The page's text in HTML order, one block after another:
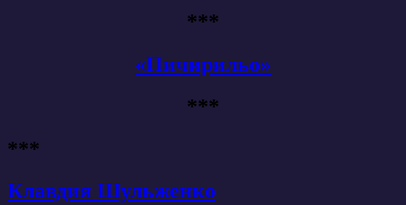
***
«Пичирильо»
***
***
Клавдия Шульженко